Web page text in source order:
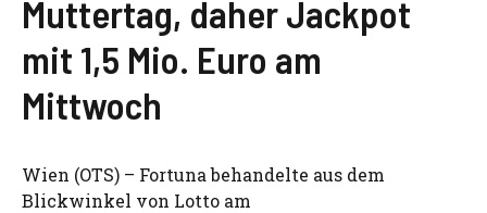
Muttertag, daher Jackpot
mit 1,5 Mio. Euro am
Mittwoch
Wien (OTS) – Fortuna behandelte aus dem
Blickwinkel von Lotto am